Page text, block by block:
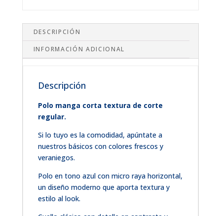
DESCRIPCIÓN
INFORMACIÓN ADICIONAL
Descripción
Polo manga corta textura de corte
regular.
Si lo tuyo es la comodidad, apúntate a
nuestros básicos con colores frescos y
veraniegos.
Polo en tono azul con micro raya horizontal,
un diseño moderno que aporta textura y
estilo al look.